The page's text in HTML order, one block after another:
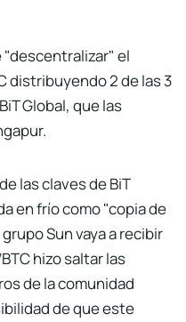
el
distribuyendo 2 de las 3
Global, que las
las claves de BiT
en frío como "copia de
Sun vaya a recibir
hizo saltar las
de la comunidad
de que este